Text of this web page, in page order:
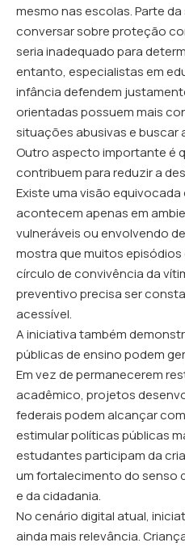
mesmo nas escolas. Parte
conversar sobre proteção
seria inadequado para
entanto, especialistas em
infância defendem
orientadas possuem mais
situações abusivas e buscar
Outro aspecto importante é
contribuem para reduzir a
Existe uma visão
acontecem apenas em
vulneráveis ou envolvendo
mostra que muitos
círculo de convivência da
preventivo precisa ser
acessível.
A iniciativa também
públicas de ensino podem
Em vez de permanecerem
acadêmico, projetos
federais podem alcançar
estimular políticas públicas
estudantes participam da
um fortalecimento do senso
e da cidadania.
No cenário digital atual,
ainda mais relevância.